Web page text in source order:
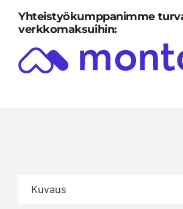
[15+/21+]
Type)
tuuliohjaimet
Yhteistyökumppanimme
verkkomaksuihin:
Kuvaus